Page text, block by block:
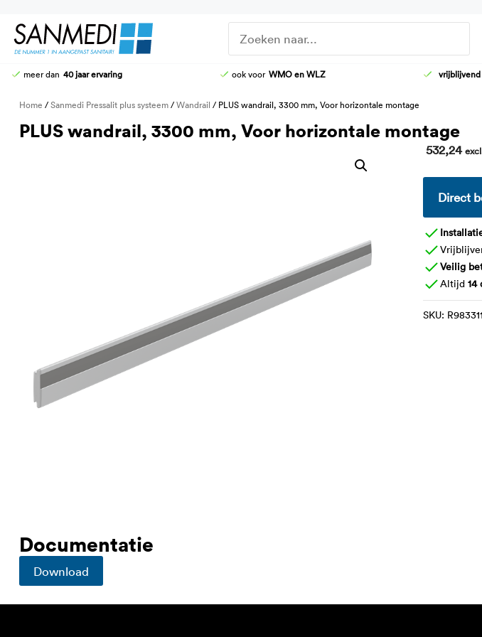
naar
HOOG-LAAG TOILETTEN
STOMATOILETTAFEL
KRANEN
DOUCHE-BRANCARDS
KRANEN
WASTAFELS
meer dan 40 jaar ervaring ook voor WMO en WLZ
Home /Sanmedi Pressalit plus systeem/Wandrail / PLUS wandrail, 3300 mm, Voor horizontale montage
PLUS wandrail, 3300 mm, Voor horizontale montage
532,24
Direct
Veilig
Altijd 14
SKU:
Documentatie
Download